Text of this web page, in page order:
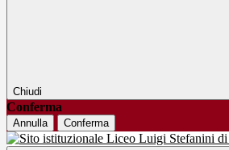
Chiudi
Conferma
Annulla Conferma